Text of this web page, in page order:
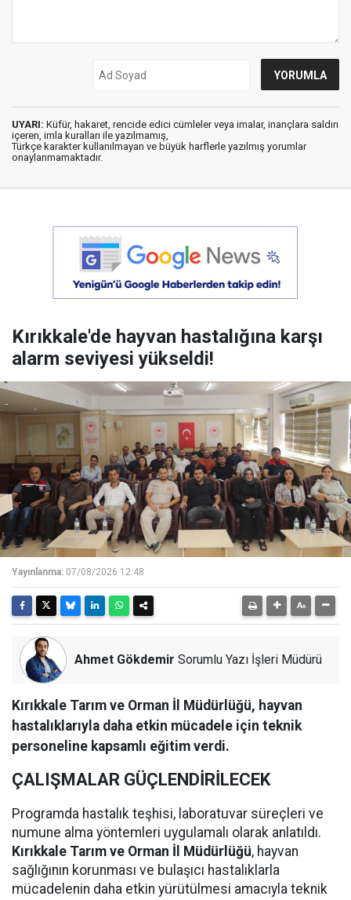
UYARI: Küfür, hakaret, rencide edici cümleler veya imalar, inançlara saldırı
içeren, imla kuralları ile yazılmamış,
Türkçe karakter kullanılmayan ve büyük harflerle yazılmış yorumlar
onaylanmamaktadır.
Kırıkkale'de hayvan hastalığına karşı
alarm seviyesi yükseldi!
Yayınlanma: 07/08/2026 12:48
Ahmet Gökdemir Sorumlu Yazı İşleri Müdürü
Kırıkkale Tarım ve Orman İl Müdürlüğü, hayvan
hastalıklarıyla daha etkin mücadele için teknik
personeline kapsamlı eğitim verdi.
ÇALIŞMALAR GÜÇLENDİRİLECEK
Programda hastalık teşhisi, laboratuvar süreçleri ve
numune alma yöntemleri uygulamalı olarak anlatıldı.
Kırıkkale Tarım ve Orman İl Müdürlüğü, hayvan
sağlığının korunması ve bulaşıcı hastalıklarla
mücadelenin daha etkin yürütülmesi amacıyla teknik